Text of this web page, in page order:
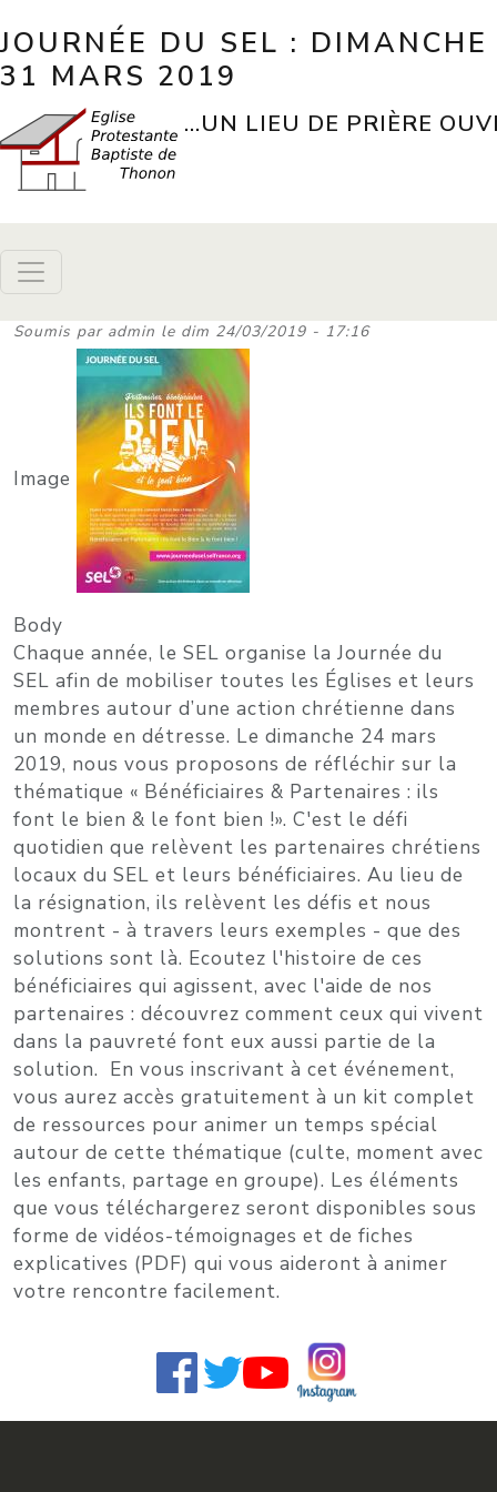
JOURNÉE DU SEL : DIMANCHE
31 MARS 2019
...UN LIEU DE PRIÈRE
Soumis par admin le dim 24/03/2019 - 17:16
Image
Body
Chaque année, le SEL organise la Journée du
SEL afin de mobiliser toutes les Églises et leurs
membres autour d’une action chrétienne dans
un monde en détresse. Le dimanche 24 mars
2019, nous vous proposons de réfléchir sur la
thématique « Bénéficiaires & Partenaires : ils
font le bien & le font bien !». C'est le défi
quotidien que relèvent les partenaires chrétiens
locaux du SEL et leurs bénéficiaires. Au lieu de
la résignation, ils relèvent les défis et nous
montrent - à travers leurs exemples - que des
solutions sont là. Ecoutez l'histoire de ces
bénéficiaires qui agissent, avec l'aide de nos
partenaires : découvrez comment ceux qui vivent
dans la pauvreté font eux aussi partie de la
solution. En vous inscrivant à cet événement,
vous aurez accès gratuitement à un kit complet
de ressources pour animer un temps spécial
autour de cette thématique (culte, moment avec
les enfants, partage en groupe). Les éléments
que vous téléchargerez seront disponibles sous
forme de vidéos-témoignages et de fiches
explicatives (PDF) qui vous aideront à animer
votre rencontre facilement.